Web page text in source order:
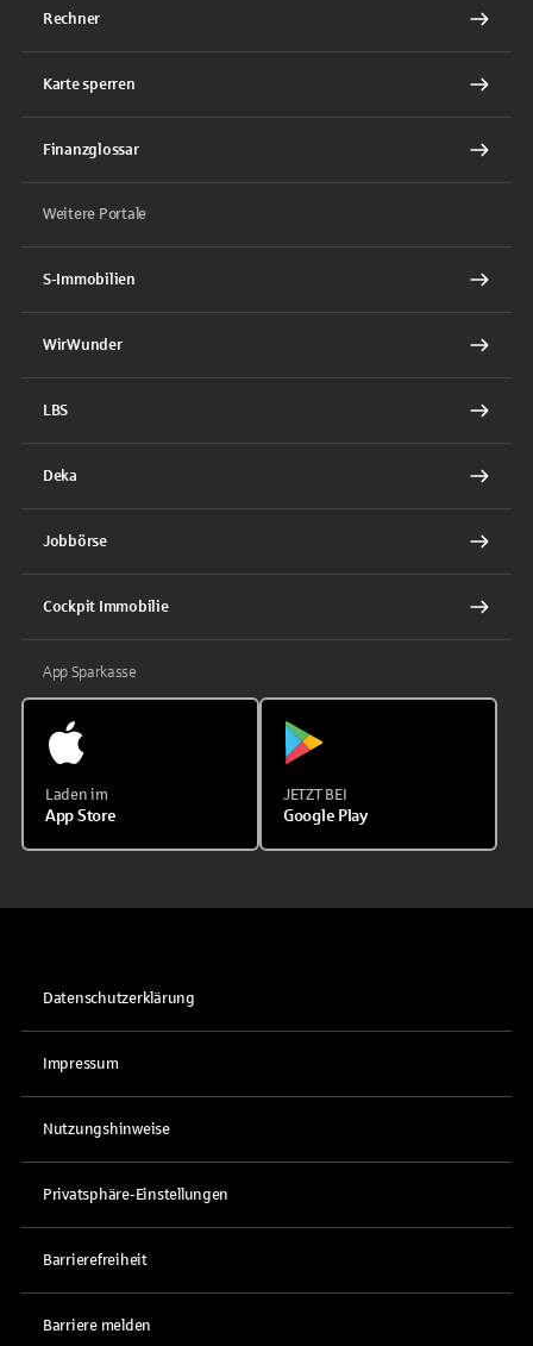
Rechner
Karte sperren
Finanzglossar
Weitere Portale
S-Immobilien
WirWunder
LBS
Deka
Jobbörse
Cockpit Immobilie
App Sparkasse
Laden im
App Store
JETZT BEI
Google Play
Datenschutzerklärung
Impressum
Nutzungshinweise
Privatsphäre-Einstellungen
Barrierefreiheit
Barriere melden